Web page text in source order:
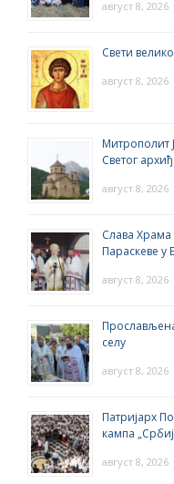
август 8, 2026
Свети
август 8, 2026
Митрополит
Светог
август 8, 2026
Слава
Параскеве у
август 8, 2026
селу
август 8, 2026
Патријарх
кампа
август 8, 2026